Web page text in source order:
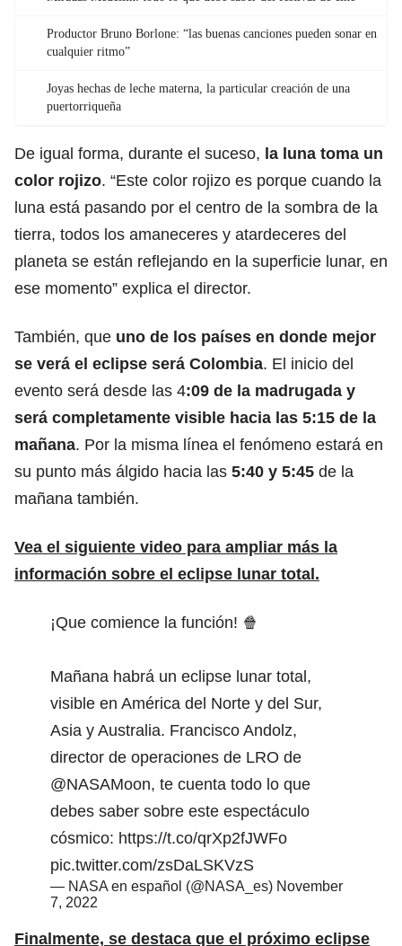
Productor Bruno Borlone: “las buenas canciones pueden sonar en
cualquier ritmo”
Joyas hechas de leche materna, la particular creación de una
puertorriqueña
De igual forma, durante el suceso, la luna toma un
color rojizo. “Este color rojizo es porque cuando la
luna está pasando por el centro de la sombra de la
tierra, todos los amaneceres y atardeceres del
planeta se están reflejando en la superficie lunar, en
ese momento” explica el director.
También, que uno de los países en donde mejor
se verá el eclipse será Colombia. El inicio del
evento será desde las 4:09 de la madrugada y
será completamente visible hacia las 5:15 de la
mañana. Por la misma línea el fenómeno estará en
su punto más álgido hacia las 5:40 y 5:45 de la
mañana también.
Vea el siguiente video para ampliar más la
información sobre el eclipse lunar total.
¡Que comience la función! 🍿
Mañana habrá un eclipse lunar total,
visible en América del Norte y del Sur,
Asia y Australia. Francisco Andolz,
director de operaciones de LRO de
@NASAMoon, te cuenta todo lo que
debes saber sobre este espectáculo
cósmico: https://t.co/qrXp2fJWFo
pic.twitter.com/zsDaLSKVzS
— NASA en español (@NASA_es) November
7, 2022
Finalmente, se destaca que el próximo eclipse